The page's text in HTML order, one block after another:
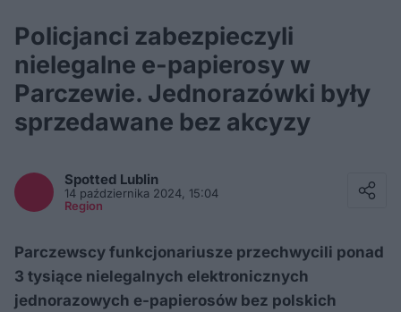
Policjanci zabezpieczyli
nielegalne e-papierosy w
Parczewie. Jednorazówki były
sprzedawane bez akcyzy
Spotted Lublin
14 października 2024, 15:04
Region
Parczewscy funkcjonariusze przechwycili ponad
3 tysiące nielegalnych elektronicznych
jednorazowych e-papierosów bez polskich